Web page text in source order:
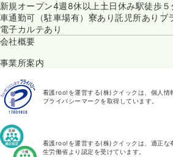
新規オープン4週8休以上 土日休み駅徒歩５
車通勤可（駐車場有） 寮あり託児所あり ブ
電子カルテあり
会社概要
事業所案内
看護roo!を運営する(株)クイックは、個人情
プライバシーマークを取得しています。
看護roo!を運営する(株)クイックは、適正な
生労働省より認定を受けています。